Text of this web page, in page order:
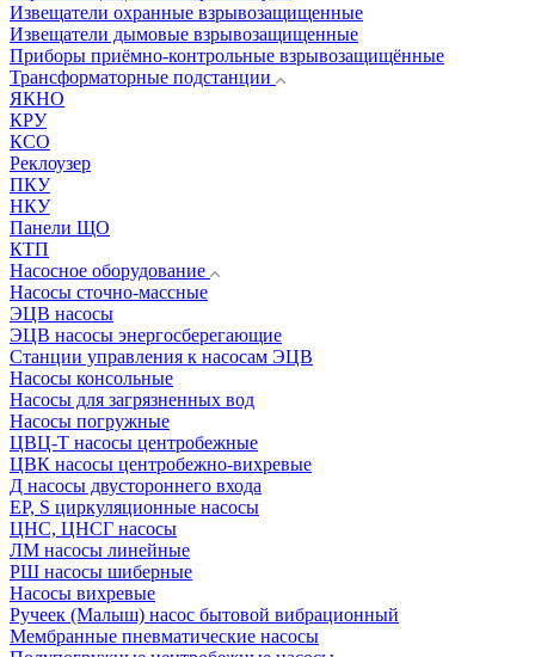
Извещатели охранные взрывозащищенные
Извещатели дымовые взрывозащищенные
Приборы приёмно-контрольные взрывозащищённые
Трансформаторные подстанции
ЯКНО
КРУ
КСО
Реклоузер
ПКУ
НКУ
Панели ЩО
КТП
Насосное оборудование
Насосы сточно-массные
ЭЦВ насосы
ЭЦВ насосы энергосберегающие
Станции управления к насосам ЭЦВ
Насосы консольные
Насосы для загрязненных вод
Насосы погружные
ЦВЦ-Т насосы центробежные
ЦВК насосы центробежно-вихревые
Д насосы двустороннего входа
EP, S циркуляционные насосы
ЦНС, ЦНСГ насосы
ЛМ насосы линейные
РШ насосы шиберные
Насосы вихревые
Ручеек (Малыш) насос бытовой вибрационный
Мембранные пневматические насосы